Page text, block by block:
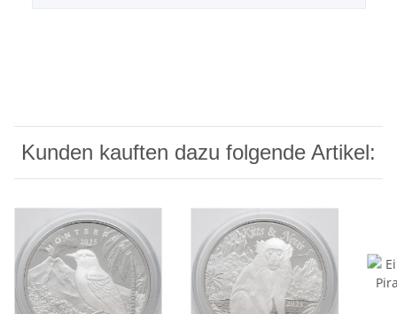
Kunden kauften dazu folgende Artikel: